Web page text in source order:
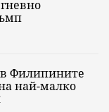
Филипините
най-малко